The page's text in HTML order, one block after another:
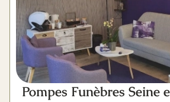
Pompes Funèbres Seine